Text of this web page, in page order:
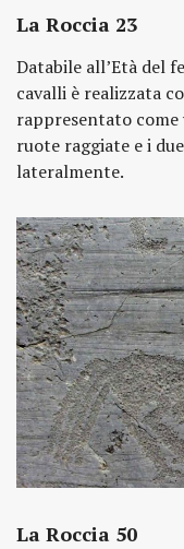
La Roccia 23
Databile all’Età del
cavalli è realizzata
rappresentato
ruote raggiate e i
lateralmente.
La Roccia 50